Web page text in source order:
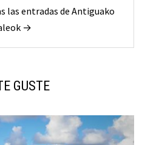
las entradas de Antiguako
→
GUSTE